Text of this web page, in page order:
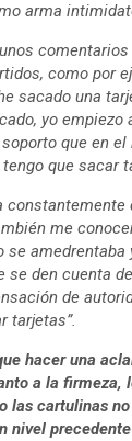
arma
como por
sacado una
yo empiezo
soporto que en
que sacar
constantemente
me
se
se den cuenta
de
tarjetas”.
hacer una
a la firmeza,
las cartulinas
nivel